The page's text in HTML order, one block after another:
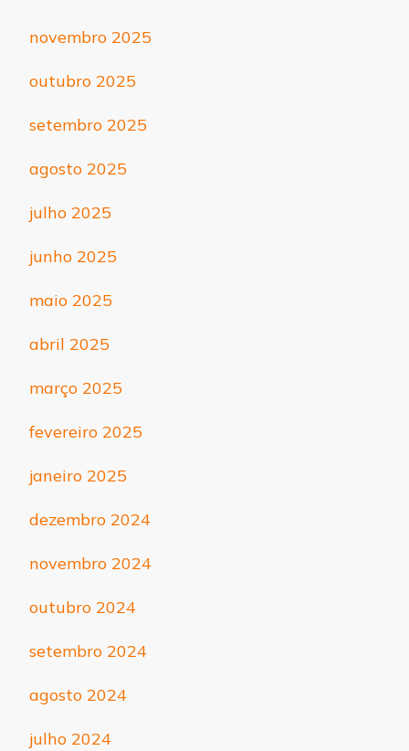
novembro 2025
outubro 2025
setembro 2025
agosto 2025
julho 2025
junho 2025
maio 2025
abril 2025
março 2025
fevereiro 2025
janeiro 2025
dezembro 2024
novembro 2024
outubro 2024
setembro 2024
agosto 2024
julho 2024